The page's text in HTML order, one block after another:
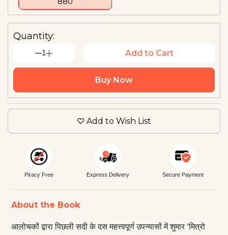
Quantity:
1 Add to Cart
Buy Now
Add to Wish List
Piracy Free Express Delivery Secure Payment
About the Book
आलोचकों द्वारा पिछली सदी के दस महत्त्वपूर्ण उपन्यासों में शुमार ‘मित्रो